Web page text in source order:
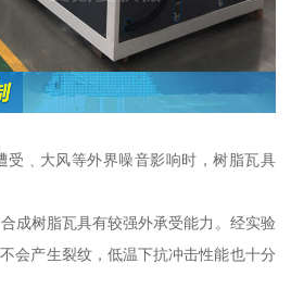
受﹑大风等外界噪音影响时，树脂瓦具
成树脂瓦具有较强外承受能力。经实验
会产生裂纹，低温下抗冲击性能也十分